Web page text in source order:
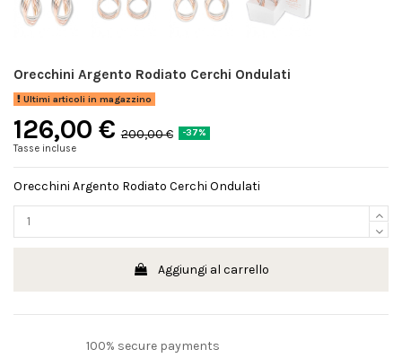
Orecchini Argento Rodiato Cerchi Ondulati
Ultimi articoli in magazzino
126,00 € 200,00 €
-37%
Tasse incluse
Orecchini Argento Rodiato Cerchi Ondulati
Aggiungi al carrello
100% secure payments